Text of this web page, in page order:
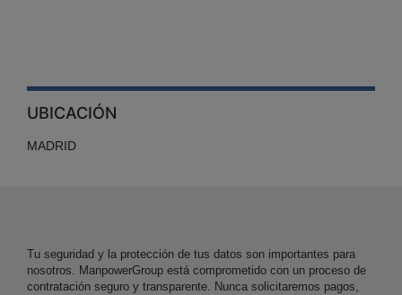
UBICACIÓN
MADRID
Tu seguridad y la protección de tus datos son importantes para
nosotros. ManpowerGroup está comprometido con un proceso de
contratación seguro y transparente. Nunca solicitaremos pagos,